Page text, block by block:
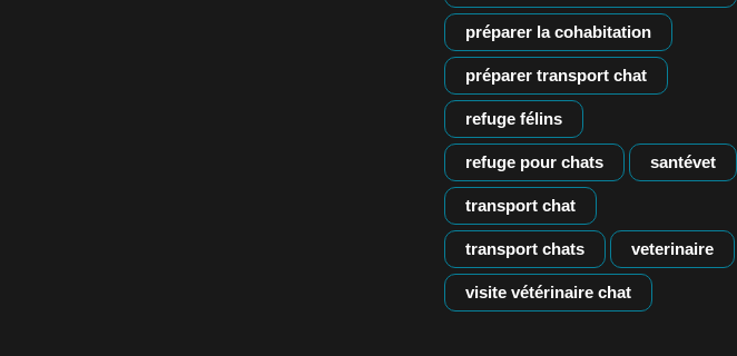
préparer la cohabitation
préparer transport chat
refuge félins
refuge pour chats santévet
transport chat
transport chats veterinaire
visite vétérinaire chat